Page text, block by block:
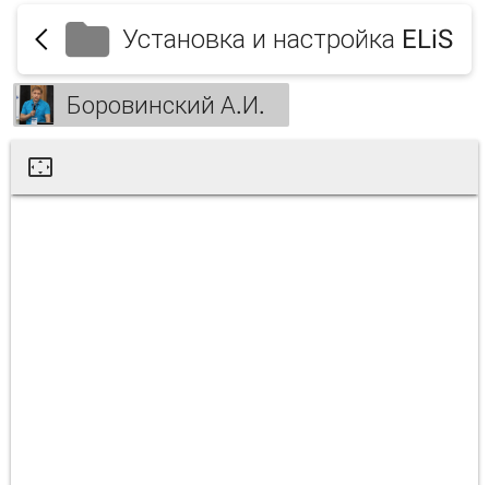
Установка и настройка ELiS
Боровинский А.И.